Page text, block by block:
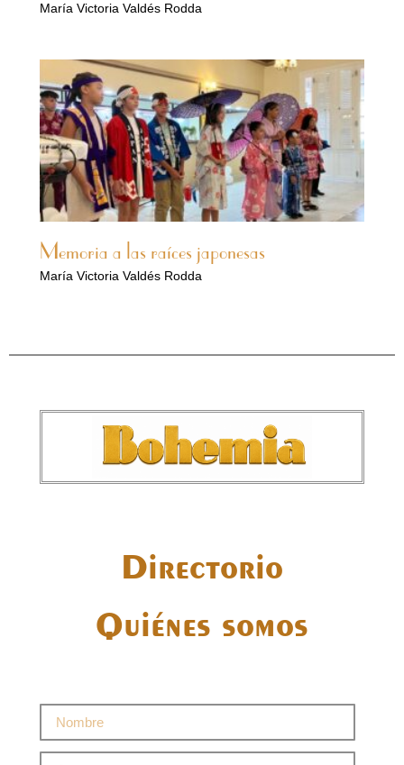
María Victoria Valdés Rodda
Memoria a las raíces japonesas
María Victoria Valdés Rodda
Directorio
Quiénes somos